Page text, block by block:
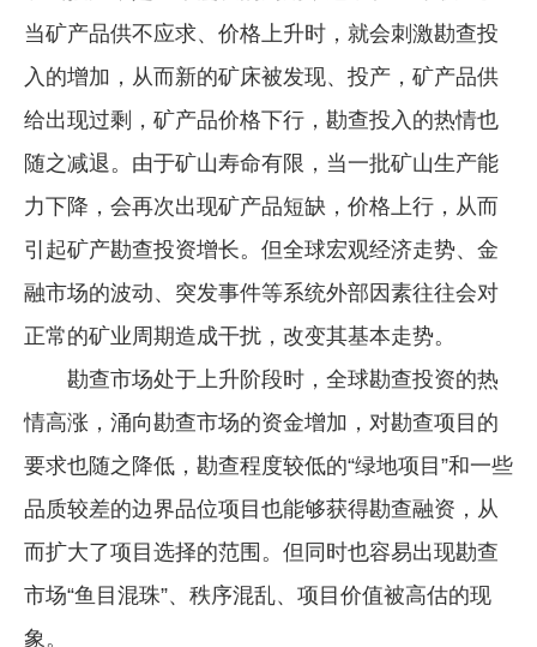
当矿产品供不应求、价格上升时，就会刺激勘查投
入的增加，从而新的矿床被发现、投产，矿产品供
给出现过剩，矿产品价格下行，勘查投入的热情也
随之减退。由于矿山寿命有限，当一批矿山生产能
力下降，会再次出现矿产品短缺，价格上行，从而
引起矿产勘查投资增长。但全球宏观经济走势、金
融市场的波动、突发事件等系统外部因素往往会对
正常的矿业周期造成干扰，改变其基本走势。
勘查市场处于上升阶段时，全球勘查投资的热
情高涨，涌向勘查市场的资金增加，对勘查项目的
要求也随之降低，勘查程度较低的“绿地项目”和一些
品质较差的边界品位项目也能够获得勘查融资，从
而扩大了项目选择的范围。但同时也容易出现勘查
市场“鱼目混珠”、秩序混乱、项目价值被高估的现
象。